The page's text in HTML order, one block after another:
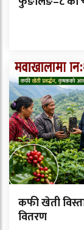
कफी खेती
वितरण